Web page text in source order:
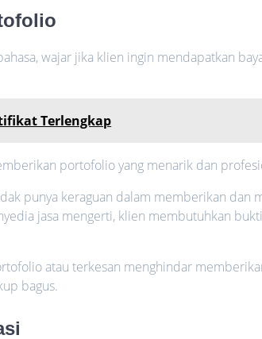
wajar jika klien ingin mendapatkan
Terlengkap
portofolio yang menarik dan
punya keraguan dalam memberikan dan
jasa mengerti, klien membutuhkan
atau terkesan menghindar
bagus.